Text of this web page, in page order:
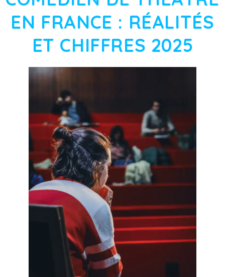
EN FRANCE : RÉALITÉS
ET CHIFFRES 2025